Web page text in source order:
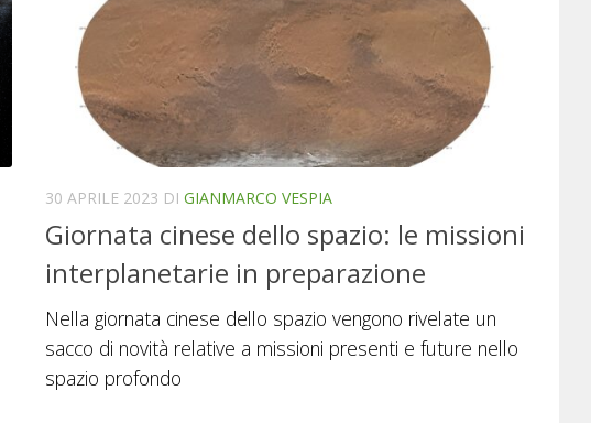
30 APRILE 2023 DI GIANMARCO VESPIA
Giornata cinese dello spazio: le missioni
interplanetarie in preparazione
Nella giornata cinese dello spazio vengono rivelate un
sacco di novità relative a missioni presenti e future nello
spazio profondo